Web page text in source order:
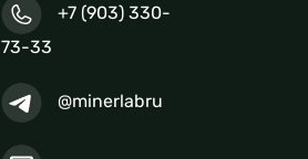
+7 (903) 330-
73-33
@minerlabru